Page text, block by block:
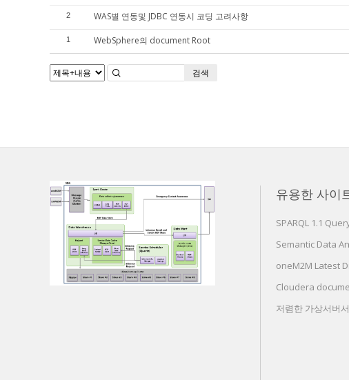
2 WAS별 연동및 JDBC 연동시 코딩 고려사항
1 WebSphere의 document Root
검색
유용한 사이
SPARQL 1.1
Semantic Data
oneM2M Latest
Cloudera
저렴한 가상서버